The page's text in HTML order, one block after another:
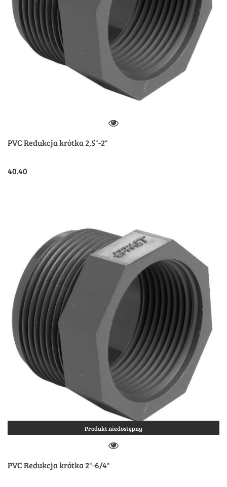
PVC Redukcja krótka 2,5"-2"
40.40
Produkt niedostępny
PVC Redukcja krótka 2"-6/4"